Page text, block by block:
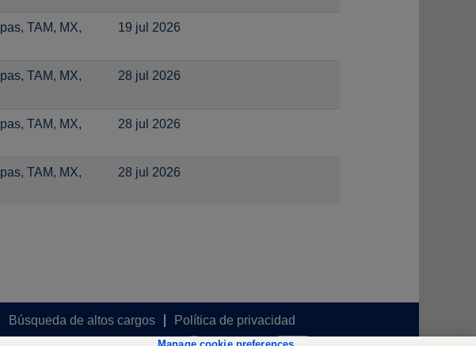
TAM, MX,
19 jul 2026
TAM, MX,
28 jul 2026
TAM, MX,
28 jul 2026
TAM, MX,
28 jul 2026
Búsqueda de altos cargos
Política de privacidad
S
S
Manage cookie preferences